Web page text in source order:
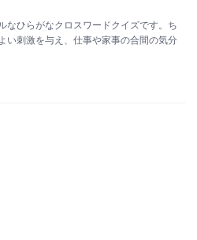
なひらがなクロスワードクイズです。ち
い刺激を与え、仕事や家事の合間の気分